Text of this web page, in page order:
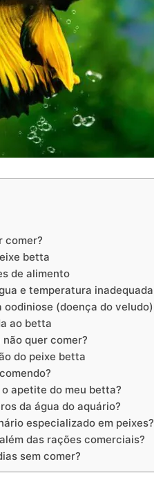
comer?
betta
de alimento
e temperatura inadequada
(doença do veludo)
ao betta
quer comer?
do peixe betta
apetite do meu betta?
da água do aquário?
especializado em peixes?
das rações comerciais?
sem comer?